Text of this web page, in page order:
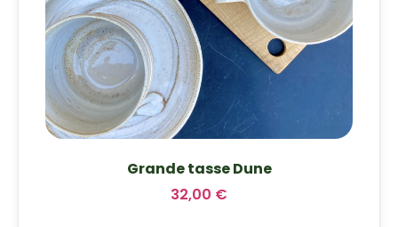
Grande tasse Dune
32,00 €